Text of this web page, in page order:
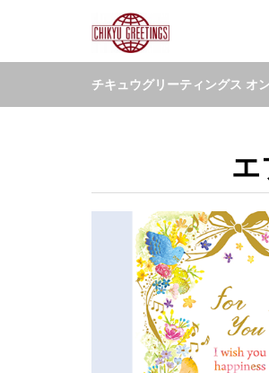
チキュウグリーティングス オ